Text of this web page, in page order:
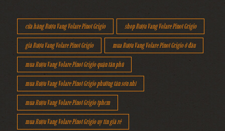
cửa hàng Rượu Vang Volare Pinot Grigio shop Rượu Vang Volare Pinot Grigio
giá Rượu Vang Volare Pinot Grigio mua Rượu Vang Volare Pinot Grigio ở đâu
mua Rượu Vang Volare Pinot Grigio quận tân phú
mua Rượu Vang Volare Pinot Grigio phường tân sơn nhì
mua Rượu Vang Volare Pinot Grigio tphcm
mua Rượu Vang Volare Pinot Grigio uy tín giá rẻ